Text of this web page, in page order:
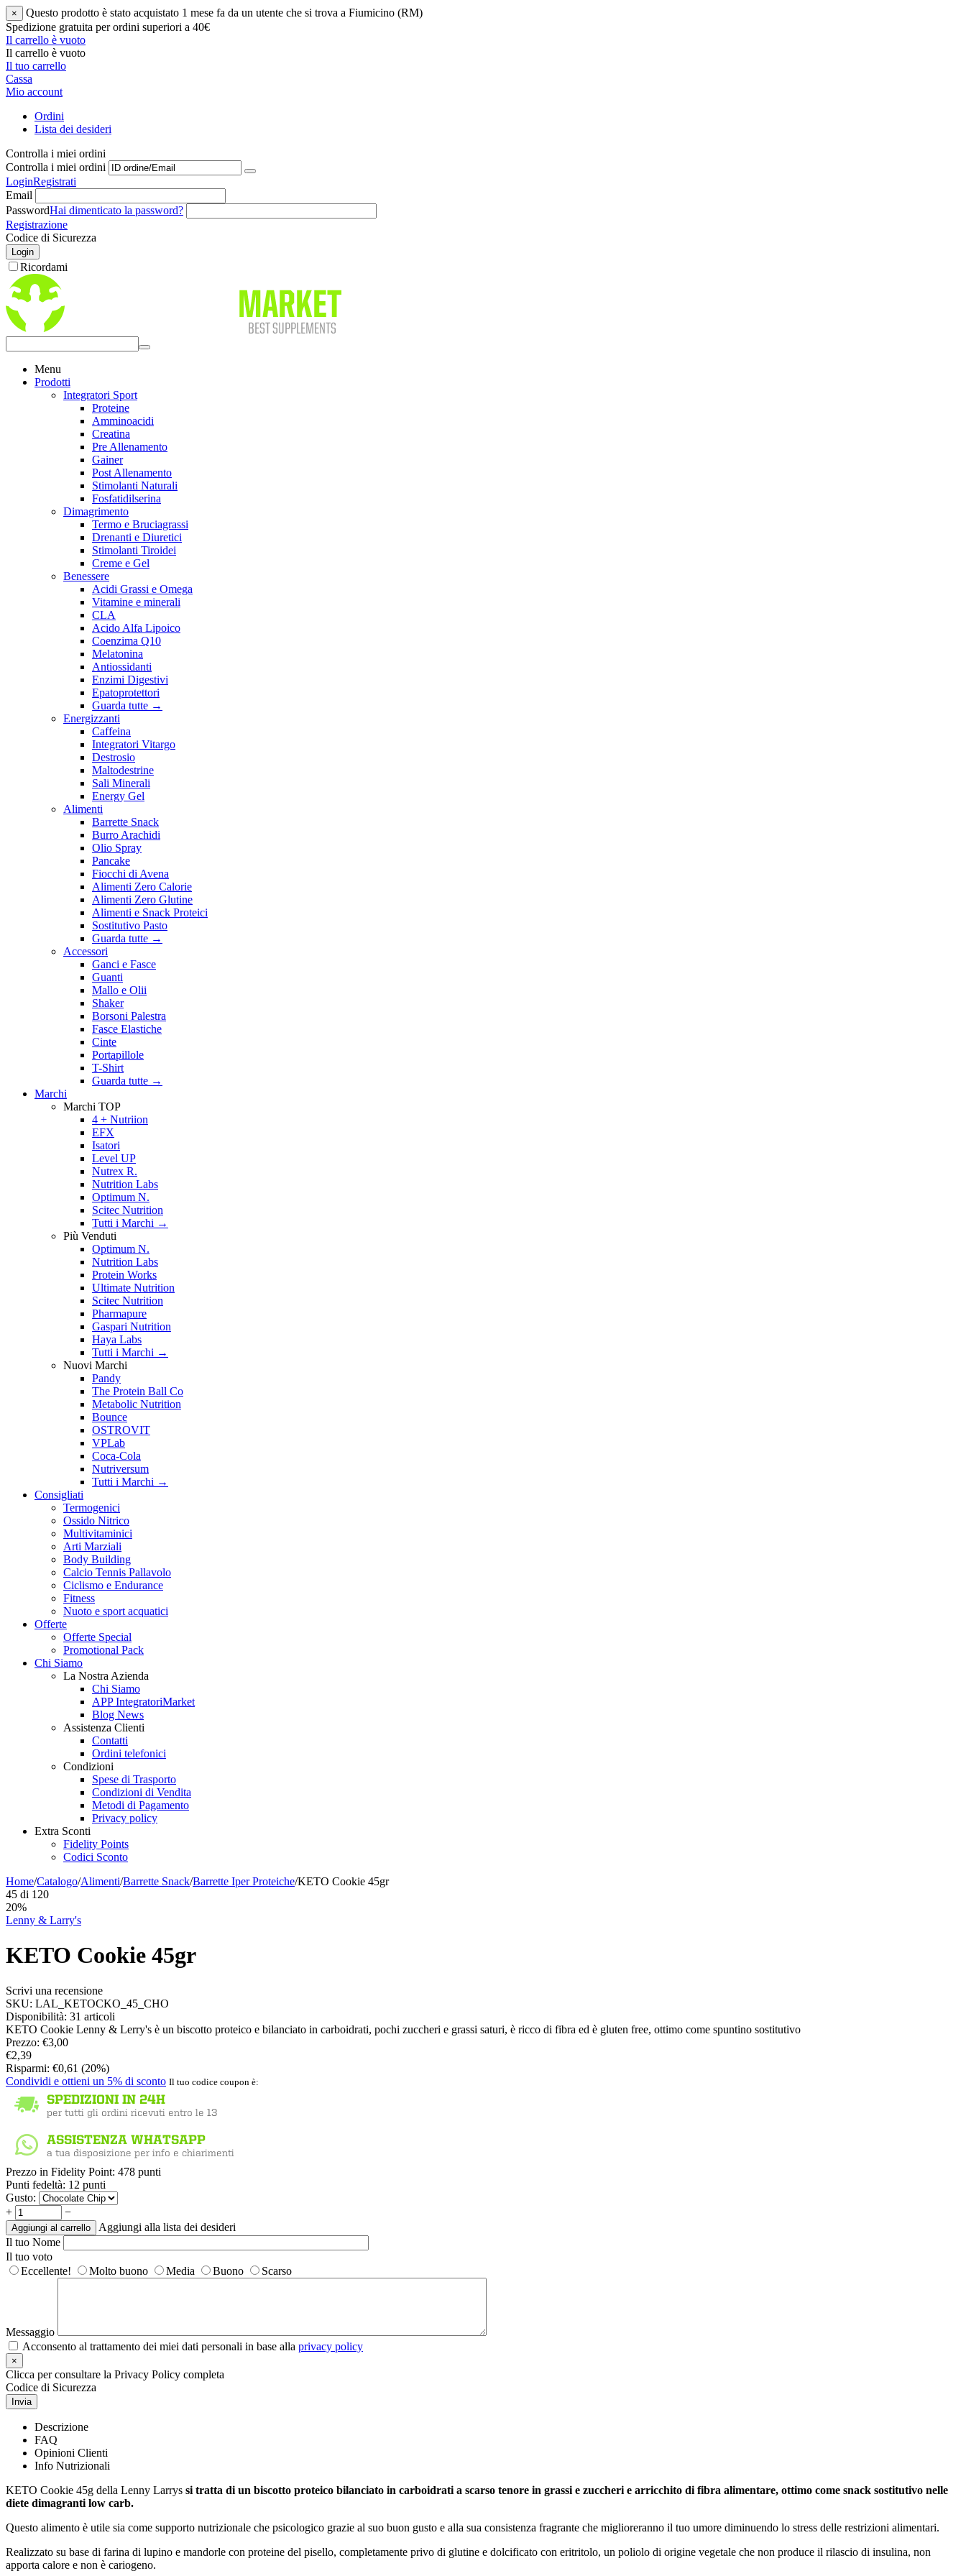
×
Questo prodotto è stato acquistato 1 mese fa da un utente che si trova a Fiumicino (RM)
Spedizione gratuita per ordini superiori a 40€
Il carrello è vuoto
Il carrello è vuoto
Il tuo carrello
Cassa
Mio account
Ordini
Lista dei desideri
Controlla i miei ordini
Controlla i miei ordini
LoginRegistrati
Email
PasswordHai dimenticato la password?
Registrazione
Codice di Sicurezza
Login
Ricordami
Menu
Prodotti
Integratori Sport
Proteine
Amminoacidi
Creatina
Pre Allenamento
Gainer
Post Allenamento
Stimolanti Naturali
Fosfatidilserina
Dimagrimento
Termo e Bruciagrassi
Drenanti e Diuretici
Stimolanti Tiroidei
Creme e Gel
Benessere
Acidi Grassi e Omega
Vitamine e minerali
CLA
Acido Alfa Lipoico
Coenzima Q10
Melatonina
Antiossidanti
Enzimi Digestivi
Epatoprotettori
Guarda tutte →
Energizzanti
Caffeina
Integratori Vitargo
Destrosio
Maltodestrine
Sali Minerali
Energy Gel
Alimenti
Barrette Snack
Burro Arachidi
Olio Spray
Pancake
Fiocchi di Avena
Alimenti Zero Calorie
Alimenti Zero Glutine
Alimenti e Snack Proteici
Sostitutivo Pasto
Guarda tutte →
Accessori
Ganci e Fasce
Guanti
Mallo e Olii
Shaker
Borsoni Palestra
Fasce Elastiche
Cinte
Portapillole
T-Shirt
Guarda tutte →
Marchi
Marchi TOP
4 + Nutriion
EFX
Isatori
Level UP
Nutrex R.
Nutrition Labs
Optimum N.
Scitec Nutrition
Tutti i Marchi →
Più Venduti
Optimum N.
Nutrition Labs
Protein Works
Ultimate Nutrition
Scitec Nutrition
Pharmapure
Gaspari Nutrition
Haya Labs
Tutti i Marchi →
Nuovi Marchi
Pandy
The Protein Ball Co
Metabolic Nutrition
Bounce
OSTROVIT
VPLab
Coca-Cola
Nutriversum
Tutti i Marchi →
Consigliati
Termogenici
Ossido Nitrico
Multivitaminici
Arti Marziali
Body Building
Calcio Tennis Pallavolo
Ciclismo e Endurance
Fitness
Nuoto e sport acquatici
Offerte
Offerte Special
Promotional Pack
Chi Siamo
La Nostra Azienda
Chi Siamo
APP IntegratoriMarket
Blog News
Assistenza Clienti
Contatti
Ordini telefonici
Condizioni
Spese di Trasporto
Condizioni di Vendita
Metodi di Pagamento
Privacy policy
Extra Sconti
Fidelity Points
Codici Sconto
Home/Catalogo/Alimenti/Barrette Snack/Barrette Iper Proteiche/KETO Cookie 45gr
45 di 120
20%
Lenny & Larry's
KETO Cookie 45gr
Scrivi una recensione
SKU: LAL_KETOCKO_45_CHO
Disponibilità: 31 articoli
KETO Cookie Lenny & Lerry's è un biscotto proteico e bilanciato in carboidrati, pochi zuccheri e grassi saturi, è ricco di fibra ed è gluten free, ottimo come spuntino sostitutivo
Prezzo: €3,00
€2,39
Risparmi: €0,61 (20%)
Condividi e ottieni un 5% di sconto Il tuo codice coupon è:
Prezzo in Fidelity Point: 478 punti
Punti fedeltà: 12 punti
Gusto:
+
−
Aggiungi al carrello
Aggiungi alla lista dei desideri
Il tuo Nome
Il tuo voto
Eccellente!
Molto buono Media Buono Scarso
Messaggio
Acconsento al trattamento dei miei dati personali in base alla privacy policy
×
Clicca per consultare la Privacy Policy completa
Codice di Sicurezza
Invia
Descrizione
FAQ
Opinioni Clienti
Info Nutrizionali
KETO Cookie 45g della Lenny Larrys si tratta di un biscotto proteico bilanciato in carboidrati a scarso tenore in grassi e zuccheri e arricchito di fibra alimentare, ottimo come snack sostitutivo nelle
diete dimagranti low carb.
Questo alimento è utile sia come supporto nutrizionale che psicologico grazie al suo buon gusto e alla sua consistenza fragrante che miglioreranno il tuo umore diminuendo lo stress delle restrizioni alimentari.
Realizzato su base di farina di lupino e mandorle con proteine del pisello, completamente privo di glutine e dolcificato con eritritolo, un poliolo di origine vegetale che non produce il rilascio di insulina, non
apporta calore e non è cariogeno.